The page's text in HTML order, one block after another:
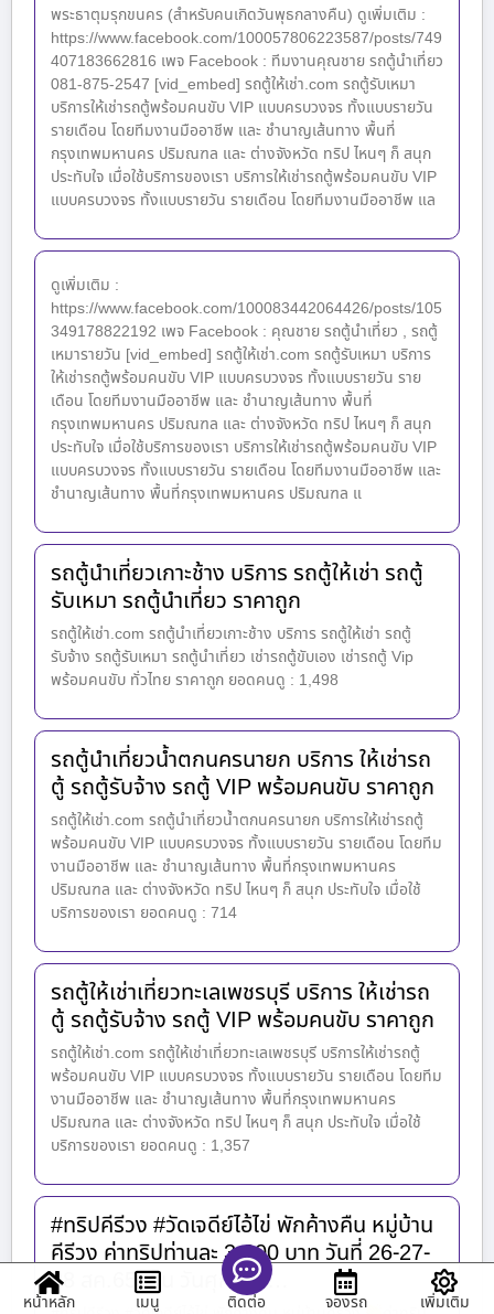
พระธาตุมรุกขนคร (สำหรับคนเกิดวันพุธกลางคืน) ดูเพิ่มเติม :
https://www.facebook.com/100057806223587/posts/749
407183662816 เพจ Facebook : ทีมงานคุณชาย รถตู้นำเที่ยว
081-875-2547 [vid_embed] รถตู้ให้เช่า.com รถตู้รับเหมา
บริการให้เช่ารถตู้พร้อมคนขับ VIP แบบครบวงจร ทั้งแบบรายวัน
รายเดือน โดยทีมงานมืออาชีพ และ ชำนาญเส้นทาง พื้นที่
กรุงเทพมหานคร ปริมณฑล และ ต่างจังหวัด ทริป ไหนๆ ก็ สนุก
ประทับใจ เมื่อใช้บริการของเรา บริการให้เช่ารถตู้พร้อมคนขับ VIP
แบบครบวงจร ทั้งแบบรายวัน รายเดือน โดยทีมงานมืออาชีพ แล
ดูเพิ่มเติม :
https://www.facebook.com/100083442064426/posts/105
349178822192 เพจ Facebook : คุณชาย รถตู้นำเที่ยว , รถตู้
เหมารายวัน [vid_embed] รถตู้ให้เช่า.com รถตู้รับเหมา บริการ
ให้เช่ารถตู้พร้อมคนขับ VIP แบบครบวงจร ทั้งแบบรายวัน ราย
เดือน โดยทีมงานมืออาชีพ และ ชำนาญเส้นทาง พื้นที่
กรุงเทพมหานคร ปริมณฑล และ ต่างจังหวัด ทริป ไหนๆ ก็ สนุก
ประทับใจ เมื่อใช้บริการของเรา บริการให้เช่ารถตู้พร้อมคนขับ VIP
แบบครบวงจร ทั้งแบบรายวัน รายเดือน โดยทีมงานมืออาชีพ และ
ชำนาญเส้นทาง พื้นที่กรุงเทพมหานคร ปริมณฑล แ
รถตู้นำเที่ยวเกาะช้าง บริการ รถตู้ให้เช่า รถตู้
รับเหมา รถตู้นำเที่ยว ราคาถูก
รถตู้ให้เช่า.com รถตู้นำเที่ยวเกาะช้าง บริการ รถตู้ให้เช่า รถตู้
รับจ้าง รถตู้รับเหมา รถตู้นำเที่ยว เช่ารถตู้ขับเอง เช่ารถตู้ Vip
พร้อมคนขับ ทั่วไทย ราคาถูก ยอดคนดู : 1,498
รถตู้นำเที่ยวน้ำตกนครนายก บริการ ให้เช่ารถ
ตู้ รถตู้รับจ้าง รถตู้ VIP พร้อมคนขับ ราคาถูก
รถตู้ให้เช่า.com รถตู้นำเที่ยวน้ำตกนครนายก บริการให้เช่ารถตู้
พร้อมคนขับ VIP แบบครบวงจร ทั้งแบบรายวัน รายเดือน โดยทีม
งานมืออาชีพ และ ชำนาญเส้นทาง พื้นที่กรุงเทพมหานคร
ปริมณฑล และ ต่างจังหวัด ทริป ไหนๆ ก็ สนุก ประทับใจ เมื่อใช้
บริการของเรา ยอดคนดู : 714
รถตู้ให้เช่าเที่ยวทะเลเพชรบุรี บริการ ให้เช่ารถ
ตู้ รถตู้รับจ้าง รถตู้ VIP พร้อมคนขับ ราคาถูก
รถตู้ให้เช่า.com รถตู้ให้เช่าเที่ยวทะเลเพชรบุรี บริการให้เช่ารถตู้
พร้อมคนขับ VIP แบบครบวงจร ทั้งแบบรายวัน รายเดือน โดยทีม
งานมืออาชีพ และ ชำนาญเส้นทาง พื้นที่กรุงเทพมหานคร
ปริมณฑล และ ต่างจังหวัด ทริป ไหนๆ ก็ สนุก ประทับใจ เมื่อใช้
บริการของเรา ยอดคนดู : 1,357
#ทริปคีรีวง #วัดเจดีย์ไอ้ไข่ พักค้างคืน หมู่บ้าน
คีรีวง ค่าทริปท่านละ 3,000 บาท วันที่ 26-27-
28 สค.65 เย็น วันศุกร์ ที่ …
หน้าหลัก เมนู ติดต่อ จองรถ เพิ่มเติม